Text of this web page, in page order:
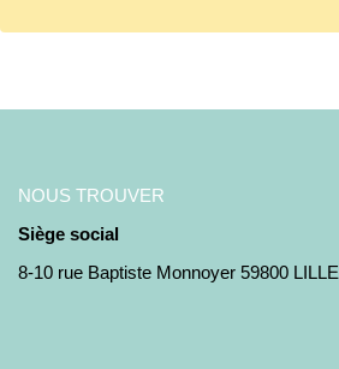
NOUS TROUVER
Siège social
8-10 rue Baptiste Monnoyer 59800 LILLE